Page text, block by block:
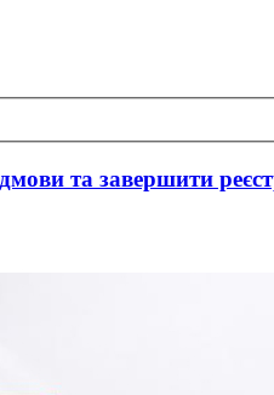
та завершити